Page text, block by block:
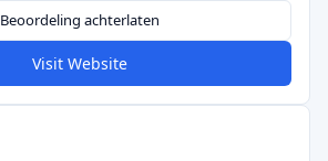
Beoordeling achterlaten
Visit Website